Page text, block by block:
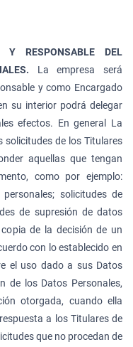
Y RESPONSABLE DEL
La empresa será
y como Encargado
su interior podrá delegar
efectos. En general La
solicitudes de los Titulares
aquellas que tengan
como por ejemplo:
solicitudes de
de supresión de datos
de la decisión de un
con lo establecido en
el uso dado a sus Datos
de los Datos Personales,
otorgada, cuando ella
a los Titulares de
que no procedan de